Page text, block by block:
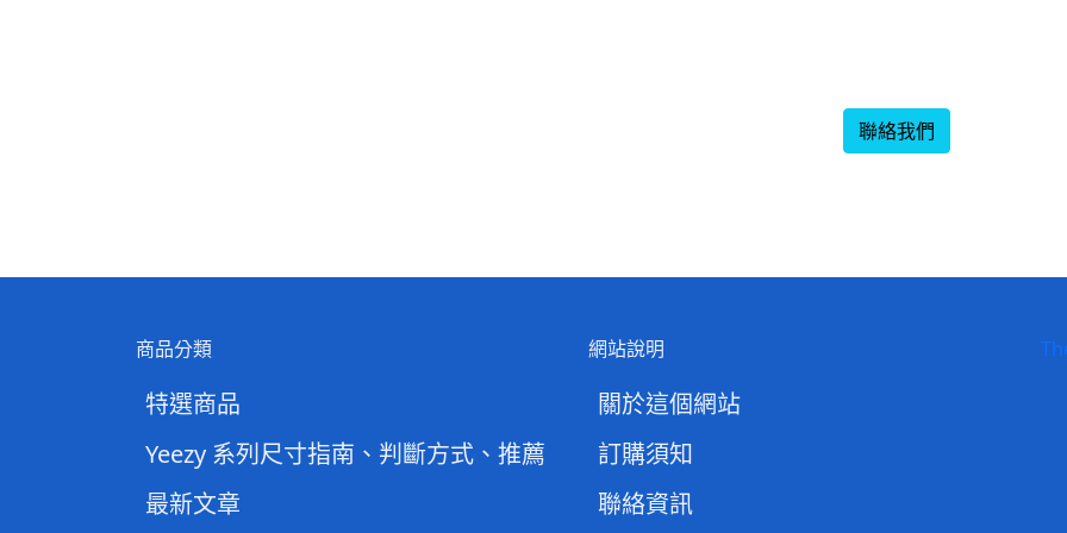
聯絡我們
商品分類
特選商品
Yeezy 系列尺寸指南、判斷方式、推薦
最新文章
網站說明
關於這個網站
訂購須知
聯絡資訊